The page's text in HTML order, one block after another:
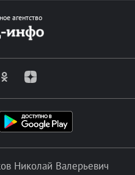
агентство
Николай Валерьевич